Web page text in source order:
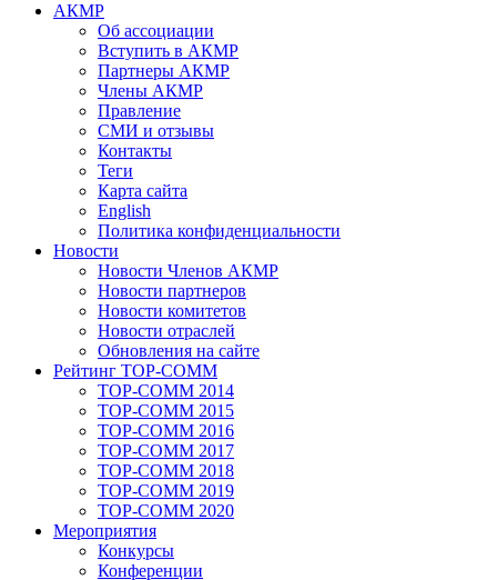
АКМР
Об ассоциации
Вступить в АКМР
Партнеры АКМР
Члены АКМР
Правление
СМИ и отзывы
Контакты
Теги
Карта сайта
English
Политика конфиденциальности
Новости
Новости Членов АКМР
Новости партнеров
Новости комитетов
Новости отраслей
Обновления на сайте
Рейтинг TOP-COMM
TOP-COMM 2014
TOP-COMM 2015
TOP-COMM 2016
TOP-COMM 2017
TOP-COMM 2018
TOP-COMM 2019
TOP-COMM 2020
Мероприятия
Конкурсы
Конференции